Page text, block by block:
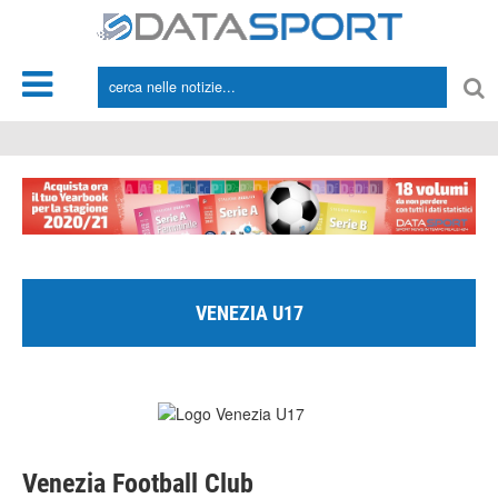
VENEZIA U17
Venezia Football Club